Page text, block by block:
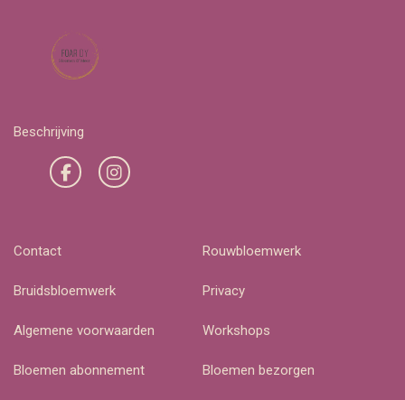
Beschrijving
Contact Rouwbloemwerk
Bruidsbloemwerk Privacy
Algemene voorwaarden Workshops
Bloemen abonnement Bloemen bezorgen